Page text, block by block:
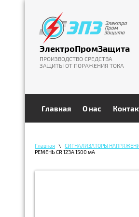
ЭлектроПромЗащита
ПРОИЗВОДСТВО СРЕДСТВА
ЗАЩИТЫ ОТ ПОРАЖЕНИЯ ТОКА
Главная О нас
Главная \
СИГНАЛИЗАТОРЫ
РЕМЕНЬ CR 123А 1500 мА